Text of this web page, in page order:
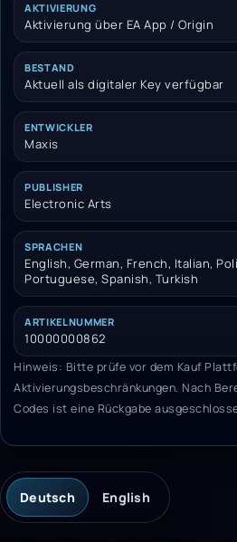
AKTIVIERUNG
Aktivierung über EA App / Origin
BESTAND
Aktuell als digitaler Key verfügbar
ENTWICKLER
Maxis
PUBLISHER
Electronic Arts
SPRACHEN
English, German, French, Italian,
Portuguese, Spanish, Turkish
ARTIKELNUMMER
10000000862
Hinweis: Bitte prüfe vor dem Kauf
Aktivierungsbeschränkungen. Nach
Codes ist eine Rückgabe
Deutsch English